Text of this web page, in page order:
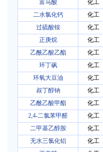
富马酸
化工
二水氯化钙
化工
过硫酸铵
化工
正庚烷
化工
乙酰乙酸乙酯
化工
环丁砜
化工
环氧大豆油
化工
叔丁醇钠
化工
乙酰乙酸甲酯
化工
2,4-二氯苯甲醛
化工
二甲基乙醇胺
化工
无水三氯化铝
化工